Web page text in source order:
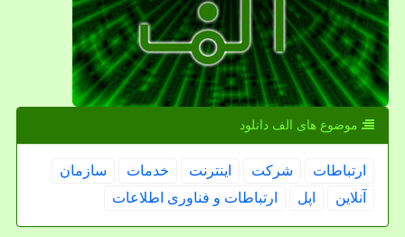
موضوع های الف دانلود
ارتباطات شركت اینترنت خدمات
سازمان
آنلاین
اپل ارتباطات و فناوری اطلاعات